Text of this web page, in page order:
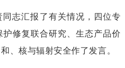
志汇报了有关情况，四位专
修复联合研究、生态产品价
、核与辐射安全作了发言。